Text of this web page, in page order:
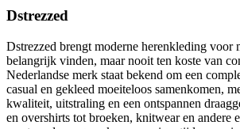
Dstrezzed
Dstrezzed brengt moderne herenkleding voor
belangrijk vinden, maar nooit ten koste van
Nederlandse merk staat bekend om een
casual en gekleed moeiteloos samenkomen,
kwaliteit, uitstraling en een ontspannen
en overshirts tot broeken, knitwear en andere